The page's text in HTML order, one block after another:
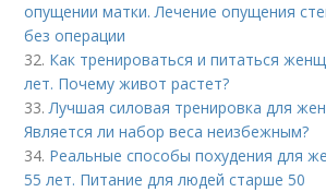
опущении матки. Лечение опущения
без операции
32. Как тренироваться и питаться
лет. Почему живот растет?
33.Лучшая силовая тренировка для
Является ли набор веса неизбежным?
34. Реальные способы похудения для
55 лет. Питание для людей старше 50